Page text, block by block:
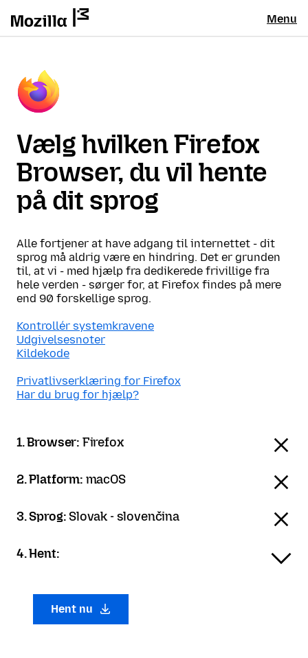
Menu
Vælg hvilken Firefox
Browser, du vil hente
på dit sprog
Alle fortjener at have adgang til internettet - dit
sprog må aldrig være en hindring. Det er grunden
til, at vi - med hjælp fra dedikerede frivillige fra
hele verden - sørger for, at Firefox findes på mere
end 90 forskellige sprog.
Kontrollér systemkravene
Udgivelsesnoter
Kildekode
Privatlivserklæring for Firefox
Har du brug for hjælp?
1. Browser: Firefox
2. Platform: macOS
3. Sprog: Slovak - slovenčina
4. Hent:
Hent nu